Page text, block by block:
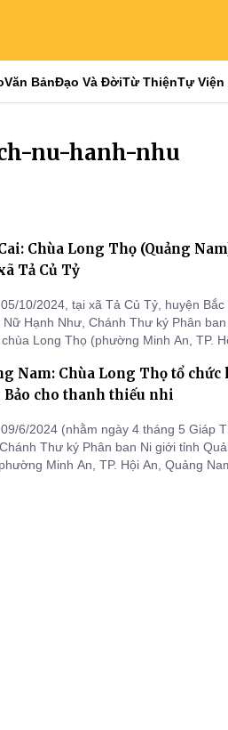
Văn BảnĐạo Và ĐờiTừ ThiệnTự Viện
nu-hanh-nhu
Chùa Long Thọ (Quảng
Tả Củ Tỷ
10/2024, tại xã Tả Củ Tỷ, huyện
Nữ Hạnh Như, Chánh Thư ký Phân ban
Long Thọ (phường Minh An, TP.
học xã Tả Củ Tỷ.
Nam: Chùa Long Thọ tổ
Bảo cho thanh thiếu nhi
6/2024 (nhằm ngày 4 tháng 5 Giáp
Thư ký Phân ban Ni giới tỉnh
Minh An, TP. Hội An, Quảng